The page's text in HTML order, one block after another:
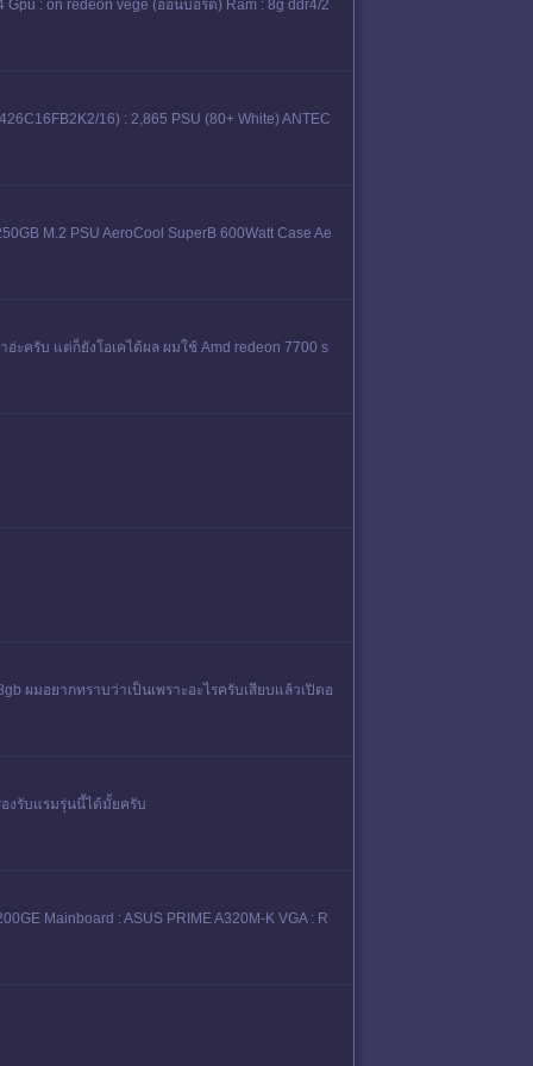
: on redeon vege (ออนบอร์ด) Ram : 8g ddr4/2
16) : 2,865 PSU (80+ White) ANTEC
M.2 PSU AeroCool SuperB 600Watt Case Ae
ะครับ แต่ก็ยังโอเคได้ผล ผมใช้ Amd redeon 7700 s
ผมอยากทราบว่าเป็นเพราะอะไรครับเสียบแล้วเปิดอ
งรับแรมรุ่นนี้ได้มั้ยครับ
Mainboard : ASUS PRIME A320M-K VGA : R